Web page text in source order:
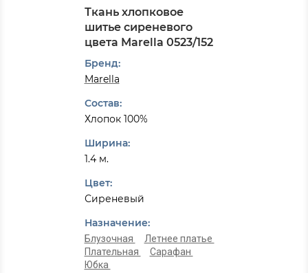
Ткань хлопковое
шитье сиреневого
цвета Marella 0523/152
Бренд:
Marella
Состав:
Хлопок 100%
Ширина:
1.4 м.
Цвет:
Сиреневый
Назначение:
Блузочная
Летнее платье
Плательная
Сарафан
Юбка